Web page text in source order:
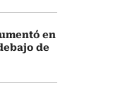
en
de